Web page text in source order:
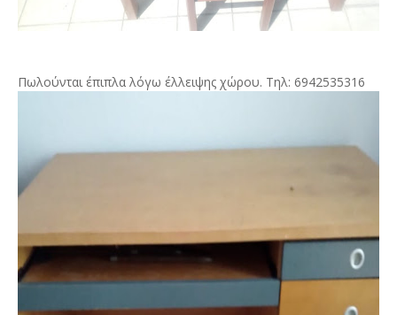
Πωλούνται έπιπλα λόγω έλλειψης χώρου. Τηλ: 6942535316